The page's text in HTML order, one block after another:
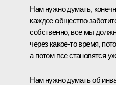
Нам нужно думать,
каждое общество
собственно, все мы
через какое‑то время,
а потом все становятся
Нам нужно думать об